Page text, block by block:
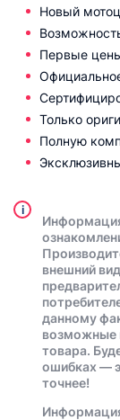
Новый
Первые
Только
Полную
i
внешний
данному
возможные
товара.
ошибках —
точнее!